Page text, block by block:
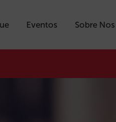
Eventos Sobre Nos